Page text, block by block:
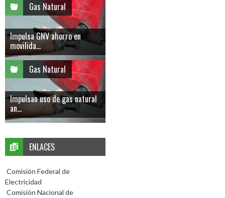
Gas Natural
Impulsa GNV ahorro en
movilida...
Gas Natural
Impulsan uso de gas natural
an...
ENLACES
Comisión Federal de
Electricidad
Comisión Nacional de